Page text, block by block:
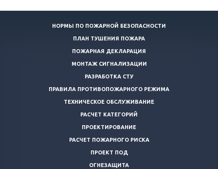
НОРМЫ ПО ПОЖАРНОЙ БЕЗОПАСНОСТИ
ПЛАН ТУШЕНИЯ ПОЖАРА
ПОЖАРНАЯ ДЕКЛАРАЦИЯ
МОНТАЖ СИГНАЛИЗАЦИИ
РАЗРАБОТКА СТУ
ПРАВИЛА ПРОТИВОПОЖАРНОГО РЕЖИМА
ТЕХНИЧЕСКОЕ ОБСЛУЖИВАНИЕ
РАСЧЕТ КАТЕГОРИЙ
ПРОЕКТИРОВАНИЕ
РАСЧЕТ ПОЖАРНОГО РИСКА
ПРОЕКТ ПОД
ОГНЕЗАЩИТА